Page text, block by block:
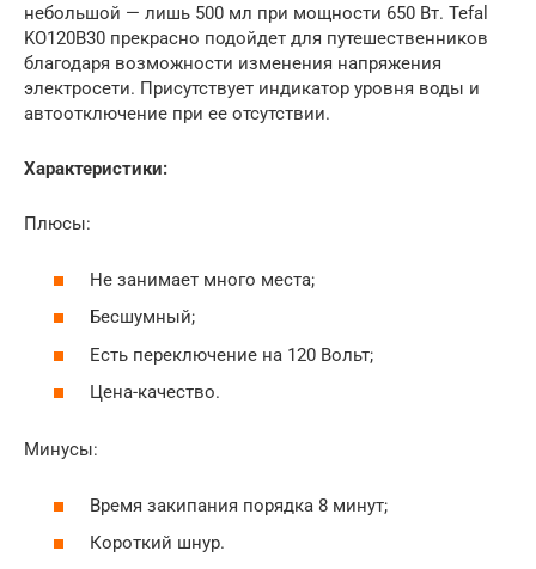
небольшой — лишь 500 мл при мощности 650 Вт. Tefal
KO120B30 прекрасно подойдет для путешественников
благодаря возможности изменения напряжения
электросети. Присутствует индикатор уровня воды и
автоотключение при ее отсутствии.
Характеристики:
Плюсы:
Не занимает много места;
Бесшумный;
Есть переключение на 120 Вольт;
Цена-качество.
Минусы:
Время закипания порядка 8 минут;
Короткий шнур.